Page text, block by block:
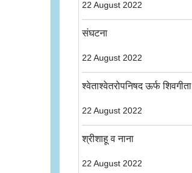
22 August 2022
संघटना
22 August 2022
श्वेताश्वेतरोपनिषद ऊर्फ शिवगीता
22 August 2022
श्रीशाहू व नाना
22 August 2022